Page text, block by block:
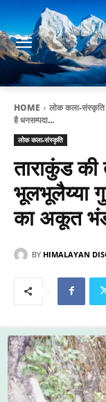
HOME लोक कला-संस्कृति
है धनसम्पदा...
लोक कला-संस्कृति
ताराकुंड
भूलभूलैय्या
का अकूत
BY HIMALAYAN